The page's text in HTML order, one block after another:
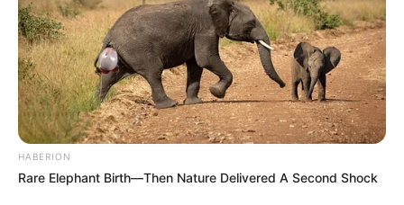
HABERION
Rare Elephant Birth—Then Nature Delivered A Second Shock